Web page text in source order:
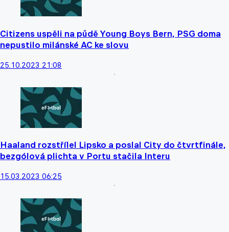
Citizens uspěli na půdě Young Boys Bern, PSG doma
nepustilo milánské AC ke slovu
25.10.2023 21:08
Haaland rozstřílel Lipsko a poslal City do čtvrtfinále,
bezgólová plichta v Portu stačila Interu
15.03.2023 06:25